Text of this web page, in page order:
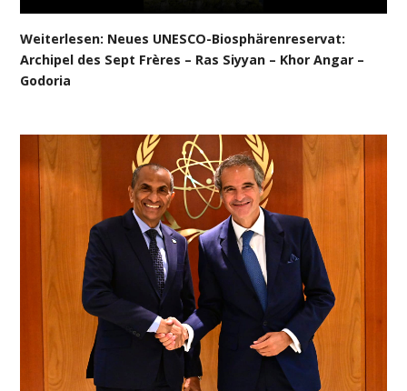
Weiterlesen: Neues UNESCO-Biosphärenreservat:
Archipel des Sept Frères – Ras Siyyan – Khor Angar –
Godoria